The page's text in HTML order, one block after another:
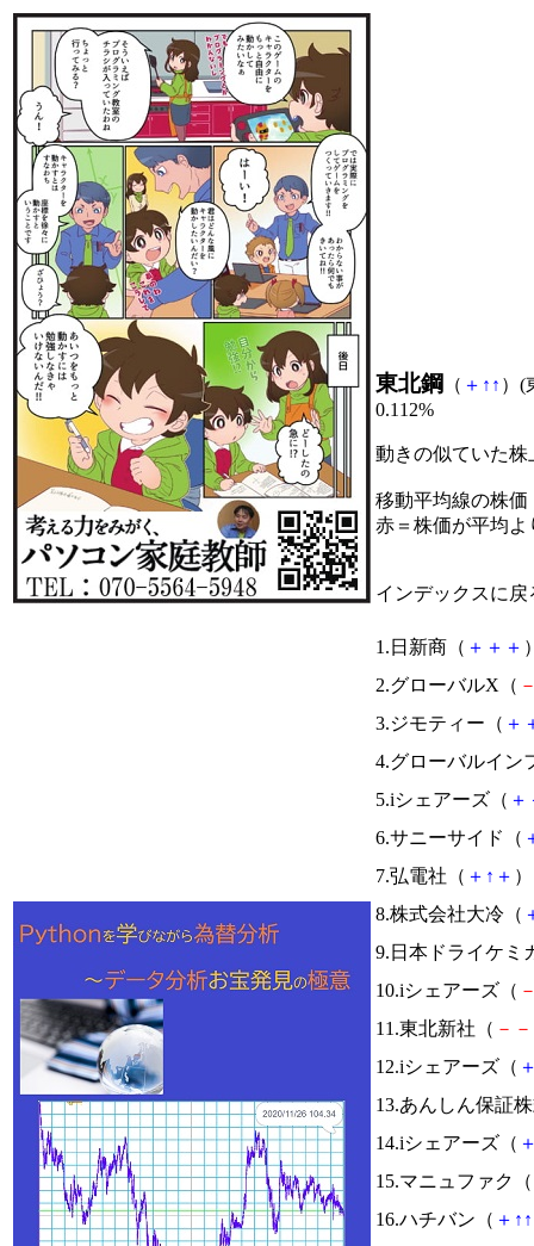
東北鋼 （ ＋ ↑ ↑ ）(
0.112%
動きの似ていた
移動平均線の株価
赤＝株価が平均
インデックスに戻
1.日新商（ ＋ ＋ ＋
2.グローバルX（
3.ジモティー（ ＋
4.グローバルイン
5.iシェアーズ（ ＋
6.サニーサイド（
7.弘電社（ ＋ ↑ ＋
8.株式会社大冷（
9.日本ドライケミ
10.iシェアーズ（
11.東北新社（ － －
12.iシェアーズ（
13.あんしん保証
14.iシェアーズ（
15.マニュファク（
16.ハチバン（ ＋ ↑ ↑